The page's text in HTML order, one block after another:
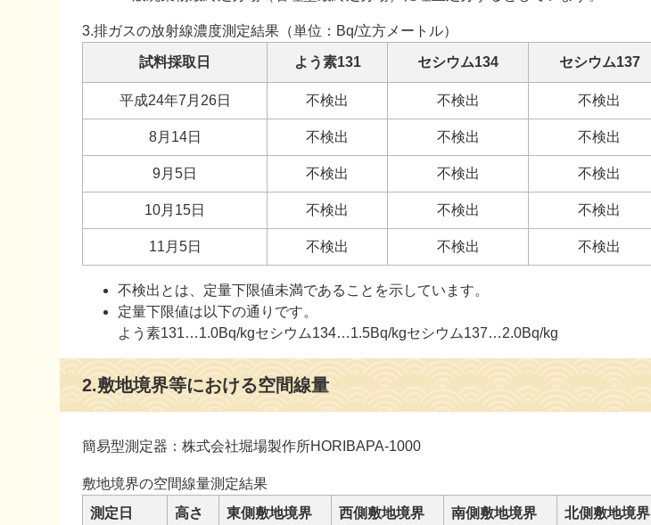
3.排ガスの放射線濃度測定結果（単位：Bq/立方メートル）
試料採取日 よう素131 セシウム134 セシウム137
平成24年7月26日 不検出 不検出 不検出
8月14日 不検出 不検出 不検出
9月5日 不検出 不検出 不検出
10月15日 不検出 不検出 不検出
11月5日 不検出 不検出 不検出
不検出とは、定量下限値未満であることを示しています。
定量下限値は以下の通りです。
よう素131…1.0Bq/kgセシウム134…1.5Bq/kgセシウム137…2.0Bq/kg
2.敷地境界等における空間線量
簡易型測定器：株式会社堀場製作所HORIBAPA-1000
敷地境界の空間線量測定結果
測定日
高さ 東側敷地境界 西側敷地境界 南側敷地境界 北側敷地境界